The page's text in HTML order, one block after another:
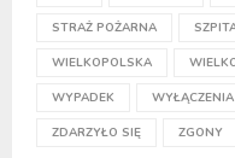
STRAŻ POŻARNA
WIELKOPOLSKA
WYPADEK WYŁĄCZENIA
ZDARZYŁO SIĘ ZGONY